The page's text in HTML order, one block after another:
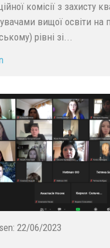
комісії з захисту
вищої освіти на
рівні зі...
22/06/2023